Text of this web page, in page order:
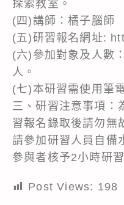
探索教室。
(四)講師：橘子腦師
(五)研習報名網址:
(六)參加對象及人數
人。
(七)本研習需使用筆
三、研習注意事項：
習報名錄取後請勿無
請參加研習人員自備
參與者核予2小時研習
Post Views: 198